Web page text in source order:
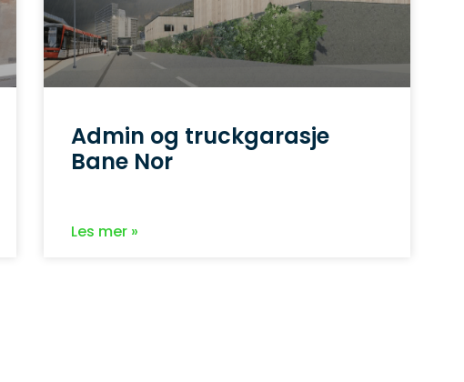
Admin og truckgarasje
Bane Nor
Les mer »